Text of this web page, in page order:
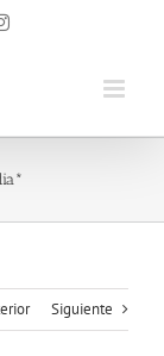
Instagram
Siguiente